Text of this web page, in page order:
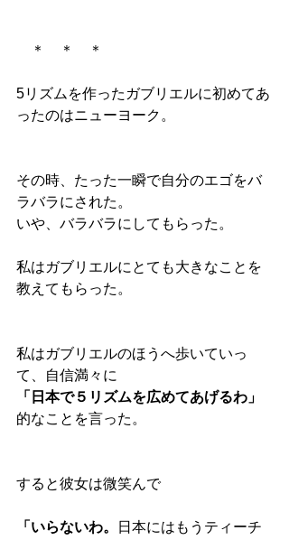
＊　＊　＊
5リズムを作ったガブリエルに初めてあ
ったのはニューヨーク。
その時、たった一瞬で自分のエゴをバ
ラバラにされた。
いや、バラバラにしてもらった。
私はガブリエルにとても大きなことを
教えてもらった。
私はガブリエルのほうへ歩いていっ
て、自信満々に
「日本で５リズムを広めてあげるわ」
的なことを言った。
すると彼女は微笑んで
「いらないわ。
日本にはもうティーチ